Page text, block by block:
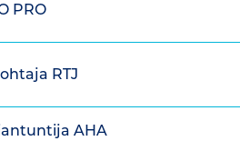
PRO
RTJ
AHA